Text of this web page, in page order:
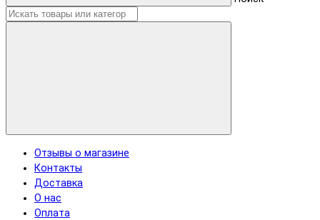
Отзывы о магазине
Контакты
Доставка
О нас
Оплата